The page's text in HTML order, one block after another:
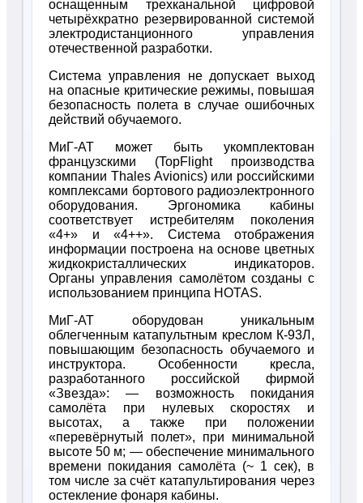
оснащенным трехканальной цифровой
четырёхкратно резервированной системой
электродистанционного управления
отечественной разработки.
Система управления не допускает выход
на опасные критические режимы, повышая
безопасность полета в случае ошибочных
действий обучаемого.
МиГ-АТ может быть укомплектован
французскими (TopFlight производства
компании Thales Avionics) или российскими
комплексами бортового радиоэлектронного
оборудования. Эргономика кабины
соответствует истребителям поколения
«4+» и «4++». Система отображения
информации построена на основе цветных
жидкокристаллических индикаторов.
Органы управления самолётом созданы с
использованием принципа HOTAS.
МиГ-АТ оборудован уникальным
облегченным катапультным креслом К-93Л,
повышающим безопасность обучаемого и
инструктора. Особенности кресла,
разработанного российской фирмой
«Звезда»: — возможность покидания
самолёта при нулевых скоростях и
высотах, а также при положении
«перевёрнутый полет», при минимальной
высоте 50 м; — обеспечение минимального
времени покидания самолёта (~ 1 сек), в
том числе за счёт катапультирования через
остекление фонаря кабины.